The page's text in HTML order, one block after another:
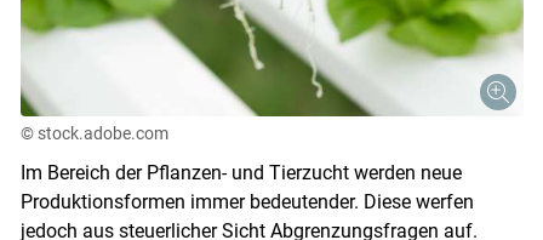
© stock.adobe.com
Im Bereich der Pflanzen- und Tierzucht werden neue
Produktionsformen immer bedeutender. Diese werfen
jedoch aus steuerlicher Sicht Abgrenzungsfragen auf.